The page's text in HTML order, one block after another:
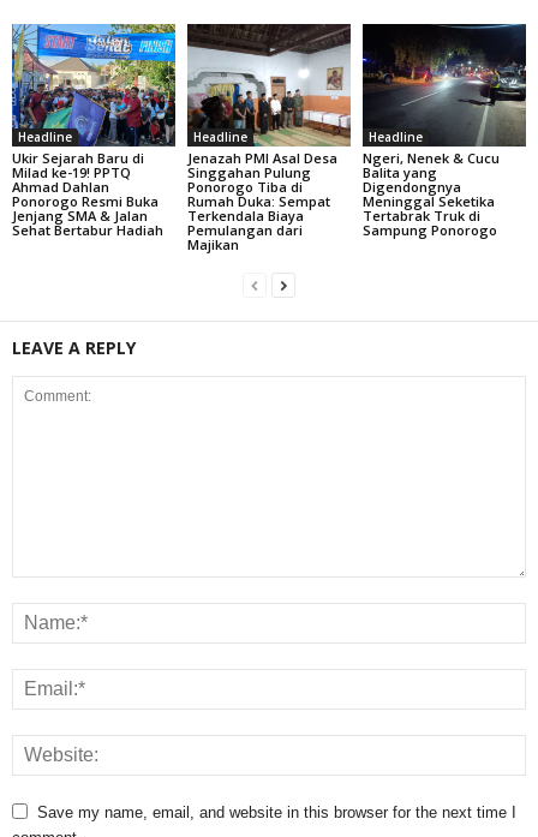
Headline
Ukir Sejarah Baru di
Milad ke-19! PPTQ
Ahmad Dahlan
Ponorogo Resmi Buka
Jenjang SMA & Jalan
Sehat Bertabur Hadiah
Headline
Jenazah PMI Asal Desa
Singgahan Pulung
Ponorogo Tiba di
Rumah Duka: Sempat
Terkendala Biaya
Pemulangan dari
Majikan
Headline
Ngeri, Nenek & Cucu
Balita yang
Digendongnya
Meninggal Seketika
Tertabrak Truk di
Sampung Ponorogo
LEAVE A REPLY
Save my name, email, and website in this browser for the next time I